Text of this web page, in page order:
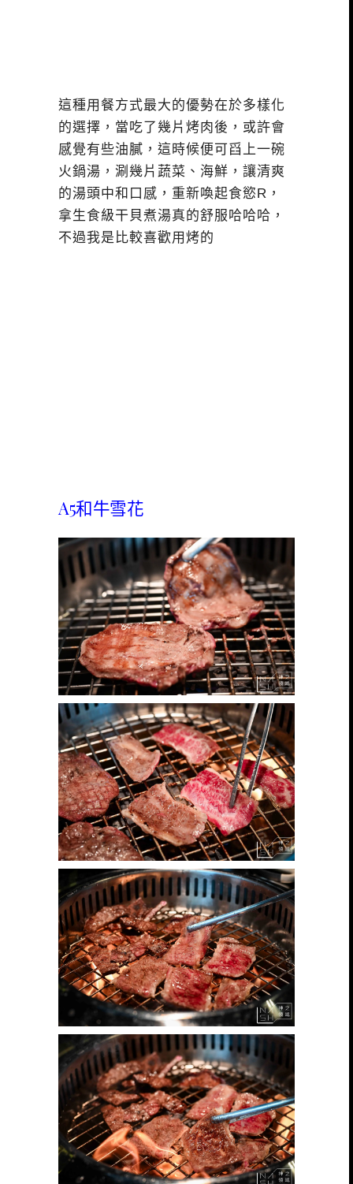
這種用餐方式最大的優勢在於多樣化
的選擇，當吃了幾片烤肉後，或許會
感覺有些油膩，這時候便可舀上一碗
火鍋湯，涮幾片蔬菜、海鮮，讓清爽
的湯頭中和口感，重新喚起食慾R，
拿生食級干貝煮湯真的舒服哈哈哈，
不過我是比較喜歡用烤的
A5和牛雪花